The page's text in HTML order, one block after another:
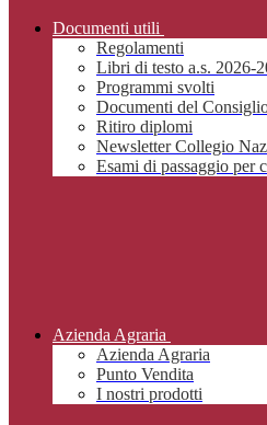
Documenti utili
Regolamenti
Libri di testo a.s. 2026-
Programmi svolti
Documenti del
Ritiro diplomi
Newsletter Collegio
Esami di passaggio per
Azienda Agraria
Azienda Agraria
Punto Vendita
I nostri prodotti